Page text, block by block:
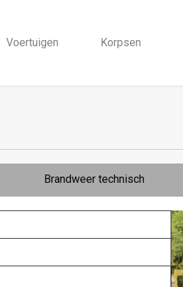
Voertuigen Korpsen
Brandweer technisch